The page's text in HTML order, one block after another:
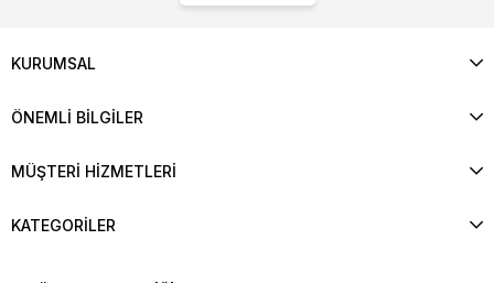
KURUMSAL
ÖNEMLİ BİLGİLER
MÜŞTERİ HİZMETLERİ
KATEGORİLER